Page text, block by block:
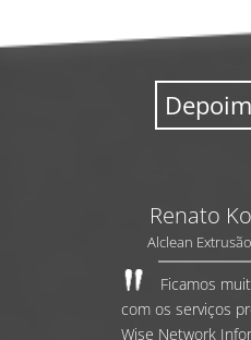
Renato
Alclean
Ficamos muito
com os serviços
Wise Network